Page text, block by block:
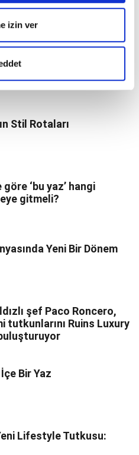
izin ver
Hazır
Stil Rotaları
‘bu yaz’ hangi
gitmeli?
Yeni Bir Dönem
şef Paco Roncero,
tutkunlarını Ruins Luxury
Bir Yaz
Lifestyle Tutkusu: